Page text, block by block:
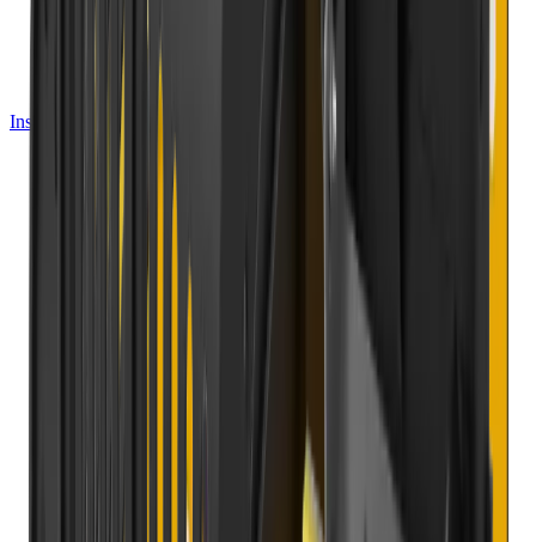
Instagram